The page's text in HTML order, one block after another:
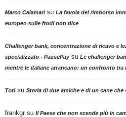
Marco Calamarisu La favola del rimborso
europeo sulle frodi non dice
Challenger bank, concentrazione di ricavo e
specializzato - PausePaysu Le challenger
mentre le italiane arrancano: un confronto tra
Totisu Storia di due amiche e di un cane che
frankgr su Il Paese che non scende più in